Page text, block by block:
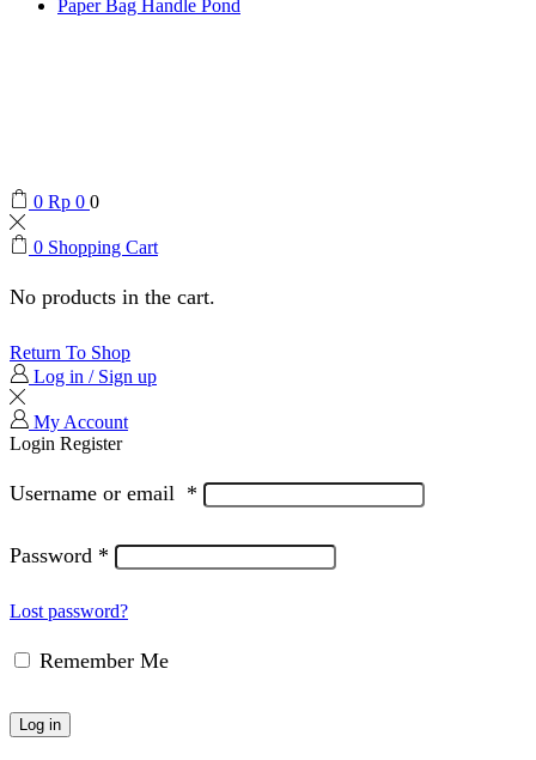
Paper Bag Handle Pond
0 Rp 0 0
0 Shopping Cart
No products in the cart.
Return To Shop
Log in / Sign up
My Account
Login Register
Username or email *
Password *
Lost password?
Remember Me
Log in